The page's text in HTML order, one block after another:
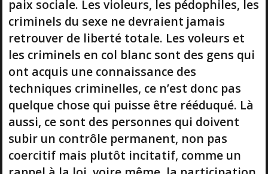
paix sociale. Les violeurs, les pédophiles, les
criminels du sexe ne devraient jamais
retrouver de liberté totale. Les voleurs et
les criminels en col blanc sont des gens qui
ont acquis une connaissance des
techniques criminelles, ce n’est donc pas
quelque chose qui puisse être rééduqué. Là
aussi, ce sont des personnes qui doivent
subir un contrôle permanent, non pas
coercitif mais plutôt incitatif, comme un